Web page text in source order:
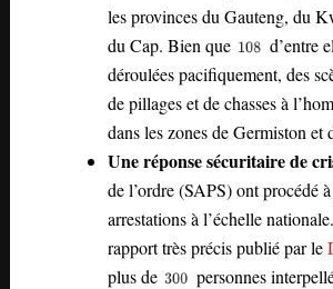
les provinces du Gauteng, du
du Cap. Bien que
d’entre
déroulées pacifiquement, des
de pillages et de chasses à
dans les zones de Germiston et
Une réponse sécuritaire de
de l’ordre (SAPS) ont procédé
arrestations à l’échelle
rapport très précis publié par le
plus de
personnes